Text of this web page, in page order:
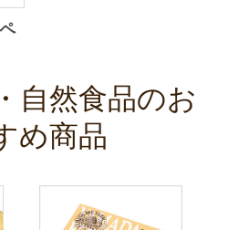
自然食品のお
め商品